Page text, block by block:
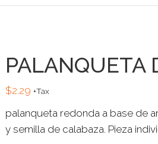
PALANQUETA
$2.29 +Tax
palanqueta redonda a base de
y semilla de calabaza. Pieza